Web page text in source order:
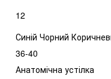
12
Синій Чорний
36-40
Анатомічна устілка